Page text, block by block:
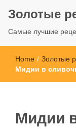
Золотые
Самые лучшие
Home / Золотые
Мидии в
Мидии